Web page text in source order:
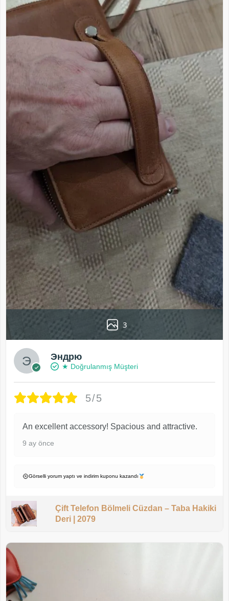
3
Эндрю
★ Doğrulanmış Müşteri
5/5
An excellent accessory! Spacious and attractive.
9 ay önce
Görselli yorum yaptı ve indirim kuponu kazandı
Çift Telefon Bölmeli Cüzdan – Taba Hakiki
Deri | 2079